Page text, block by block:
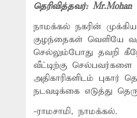
தெரிவித்தவர்: Mr.Mohan
நாமக்கல் நகரின்
குழந்தைகள் வெளியே
செல்லும்போது தவறி
வீட்டிற்கு செல்பவர்களை
அதிகாரிகளிடம்
நடவடிக்கை எடுத்து
-ராமசாமி, நாமக்கல்.